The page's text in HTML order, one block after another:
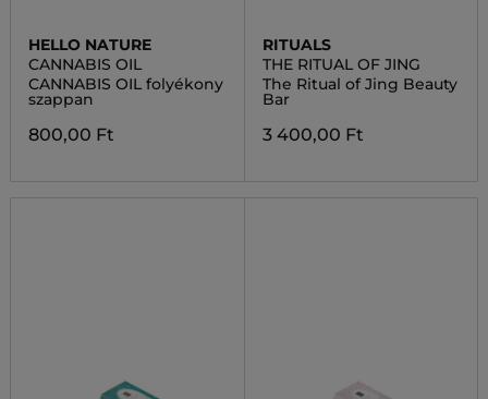
HELLO NATURE
CANNABIS OIL
CANNABIS OIL folyékony
szappan
800,00 Ft
RITUALS
THE RITUAL OF JING
The Ritual of Jing Beauty
Bar
3 400,00 Ft